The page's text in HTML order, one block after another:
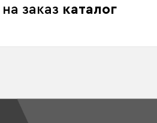
заказ каталог